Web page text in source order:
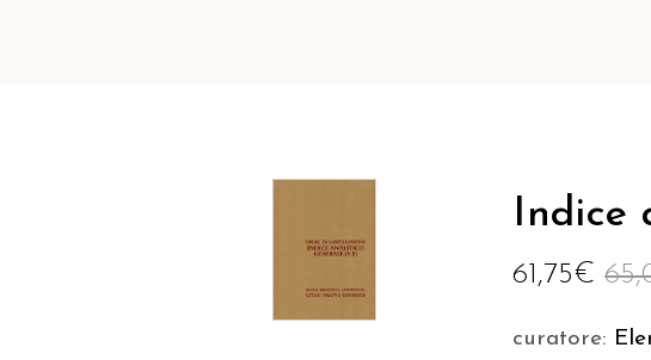
Indice
61,75€
curatore: